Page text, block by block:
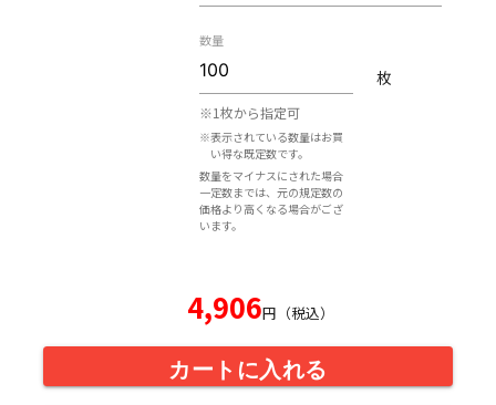
数量
※1枚から指定可
※表示されている数量はお買
い得な既定数です。
数量をマイナスにされた場合
一定数までは、元の規定数の
価格より高くなる場合がござ
います。
枚
4,906円（税込）
カートに入れる